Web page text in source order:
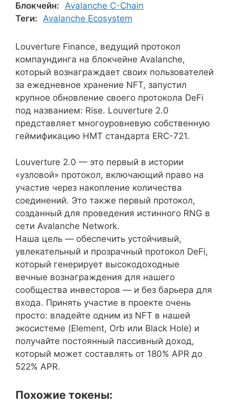
Блокчейн: Avalanche C-Chain
Теги: Avalanche Ecosystem
Louverture Finance, ведущий протокол
компаундинга на блокчейне Avalanche,
который вознаграждает своих пользователей
за ежедневное хранение NFT, запустил
крупное обновление своего протокола DeFi
под названием: Rise. Louverture 2.0
представляет многоуровневую собственную
геймификацию НМТ стандарта ERC-721.
Louverture 2.0 — это первый в истории
«узловой» протокол, включающий право на
участие через накопление количества
соединений. Это также первый протокол,
созданный для проведения истинного RNG в
сети Avalanche Network.
Наша цель — обеспечить устойчивый,
увлекательный и прозрачный протокол DeFi,
который генерирует высокодоходные
вечные вознаграждения для нашего
сообщества инвесторов — и без барьера для
входа. Принять участие в проекте очень
просто: владейте одним из NFT в нашей
экосистеме (Element, Orb или Black Hole) и
получайте постоянный пассивный доход,
который может составлять от 180% APR до
522% APR.
Похожие токены: